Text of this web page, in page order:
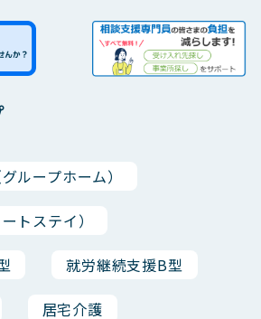
ループホーム）
トステイ）
就労継続支援B型
居宅介護